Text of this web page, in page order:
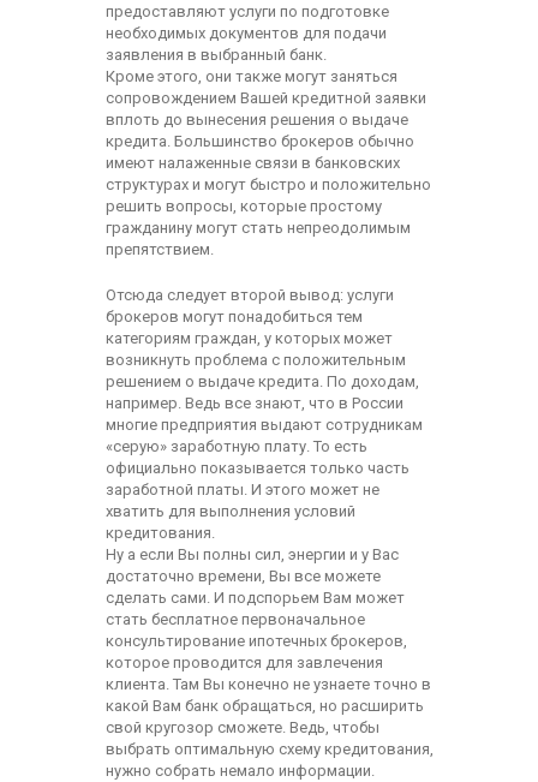
предоставляют услуги по подготовке
необходимых документов для подачи
заявления в выбранный банк.
Кроме этого, они также могут заняться
сопровождением Вашей кредитной заявки
вплоть до вынесения решения о выдаче
кредита. Большинство брокеров обычно
имеют налаженные связи в банковских
структурах и могут быстро и положительно
решить вопросы, которые простому
гражданину могут стать непреодолимым
препятствием.
Отсюда следует второй вывод: услуги
брокеров могут понадобиться тем
категориям граждан, у которых может
возникнуть проблема с положительным
решением о выдаче кредита. По доходам,
например. Ведь все знают, что в России
многие предприятия выдают сотрудникам
«серую» заработную плату. То есть
официально показывается только часть
заработной платы. И этого может не
хватить для выполнения условий
кредитования.
Ну а если Вы полны сил, энергии и у Вас
достаточно времени, Вы все можете
сделать сами. И подспорьем Вам может
стать бесплатное первоначальное
консультирование ипотечных брокеров,
которое проводится для завлечения
клиента. Там Вы конечно не узнаете точно в
какой Вам банк обращаться, но расширить
свой кругозор сможете. Ведь, чтобы
выбрать оптимальную схему кредитования,
нужно собрать немало информации.